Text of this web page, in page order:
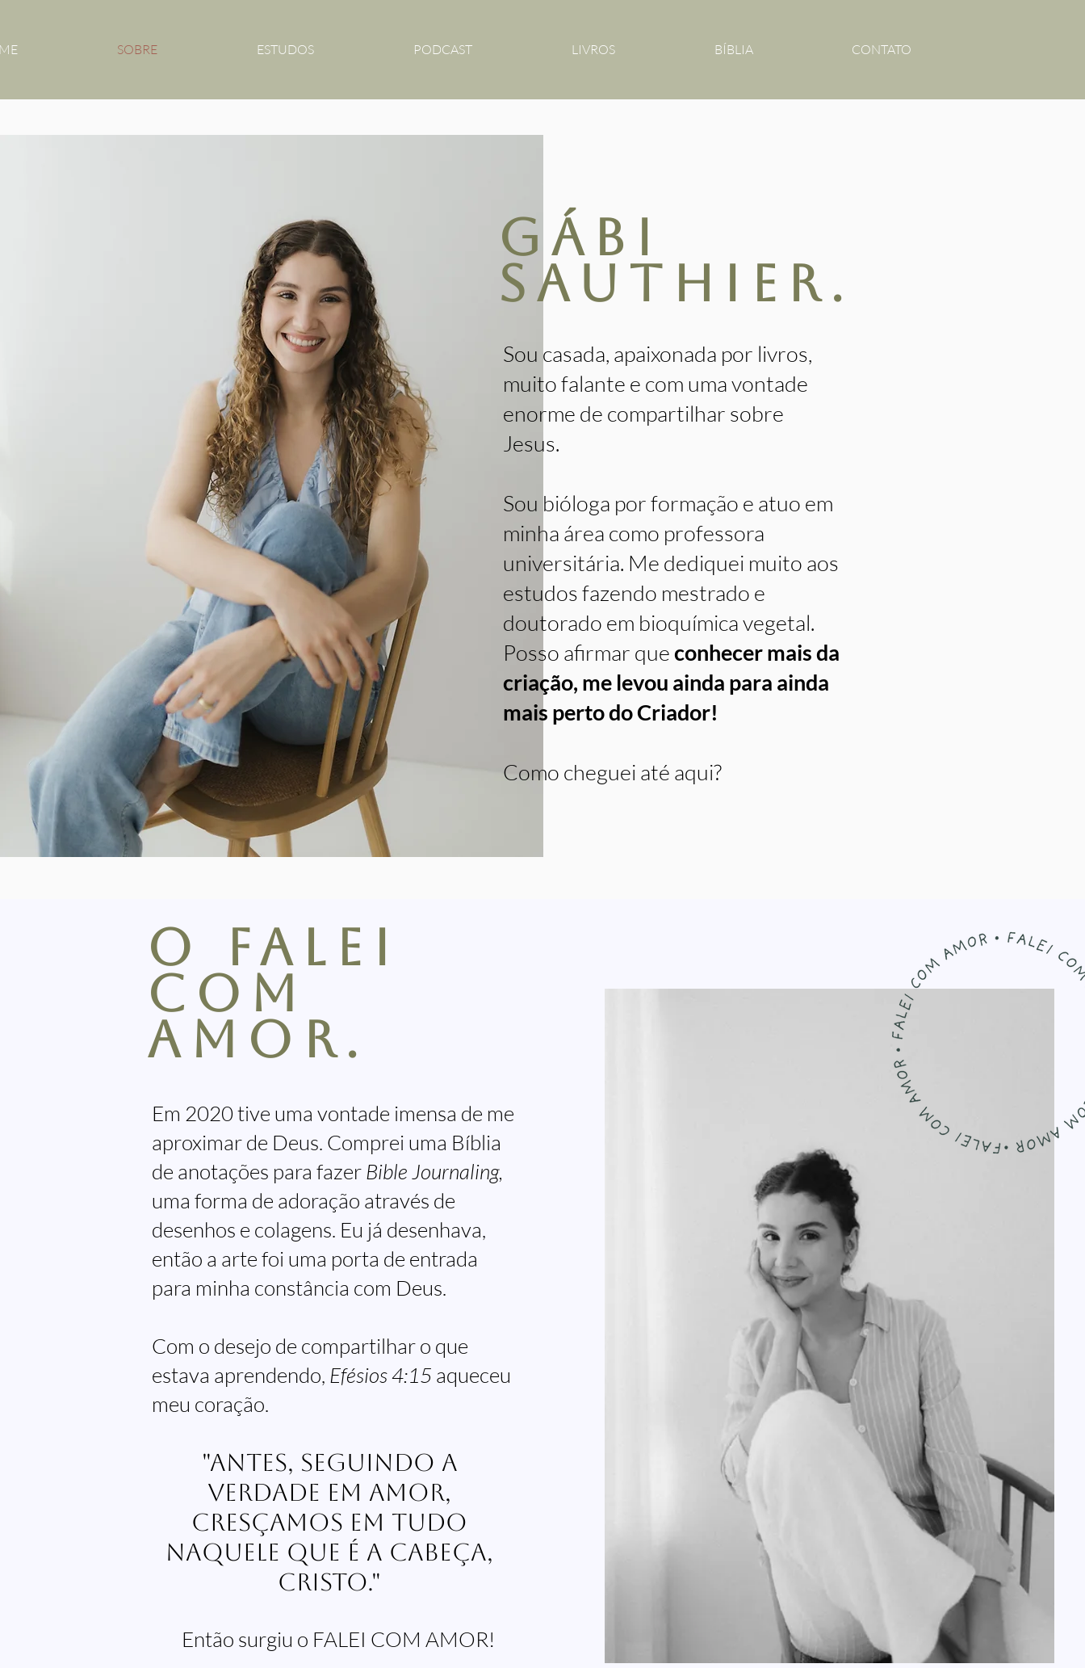
SOBRE ESTUDOS PODCAST LIVROS BÍBLIA CONTATO
gábi
sauthier.
Sou casada, apaixonada por livros,
muito falante e com uma vontade
enorme de compartilhar sobre
Jesus.
Sou bióloga por formação e atuo em
minha área como professora
universitária. Me dediquei muito aos
estudos fazendo mestrado e
doutorado em bioquímica vegetal.
Posso afirmar queconhecer mais da
criação, me levou ainda para ainda
mais perto do Criador!
Como cheguei até aqui?
o falei
com
amor.
Em 2020 tive uma vontade imensa de me
aproximar de Deus. Comprei uma Bíblia
de anotações para fazerBible Journaling,
uma forma de adoração através de
desenhos e colagens. Eu já desenhava,
então a arte foi uma porta de entrada
para minha constância com Deus.
Com o desejo de compartilhar o que
estava aprendendo, Efésios 4:15 aqueceu
meu coração.
"Antes, seguindo a
verdade em amor,
cresçamos em tudo
naquele que é a cabeça,
Cristo."
Então surgiu o FALEI COM AMOR!